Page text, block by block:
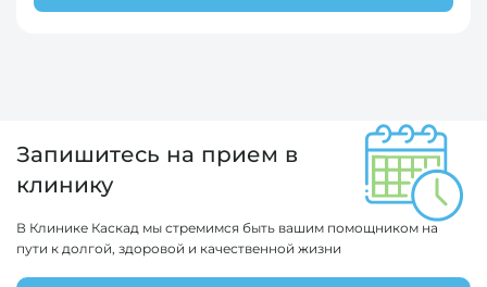
Запишитесь на прием в
клинику
В Клинике Каскад мы стремимся быть вашим помощником на
пути к долгой, здоровой и качественной жизни